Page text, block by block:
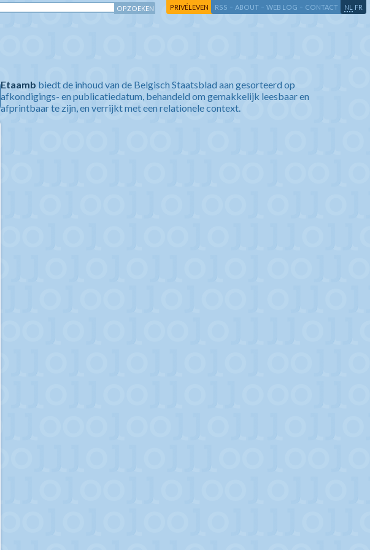
PRIVÉLEVEN RSS - ABOUT - WEB LOG - CONTACT NL FR
Etaamb biedt de inhoud van de Belgisch Staatsblad aan gesorteerd op
afkondigings- en publicatiedatum, behandeld om gemakkelijk leesbaar en
afprintbaar te zijn, en verrijkt met een relationele context.